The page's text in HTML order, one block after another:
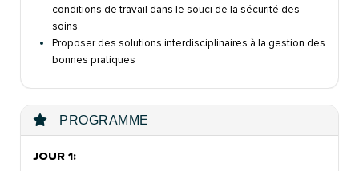
conditions de travail dans le souci de la sécurité des
soins
Proposer des solutions interdisciplinaires à la gestion des
bonnes pratiques
PROGRAMME
JOUR 1: